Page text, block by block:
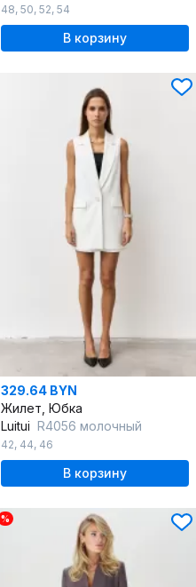
48, 50, 52, 54
В корзину
329.64 BYN
Жилет, Юбка
Luitui R4056 молочный
42, 44, 46
В корзину
%